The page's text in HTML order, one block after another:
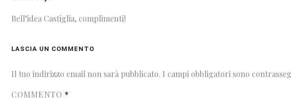
Bell’idea Castiglia, complimenti!
LASCIA UN COMMENTO
Il tuo indirizzo email non sarà pubblicato. I campi obbligatori sono
COMMENTO *